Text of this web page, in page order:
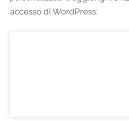
accesso di WordPress: